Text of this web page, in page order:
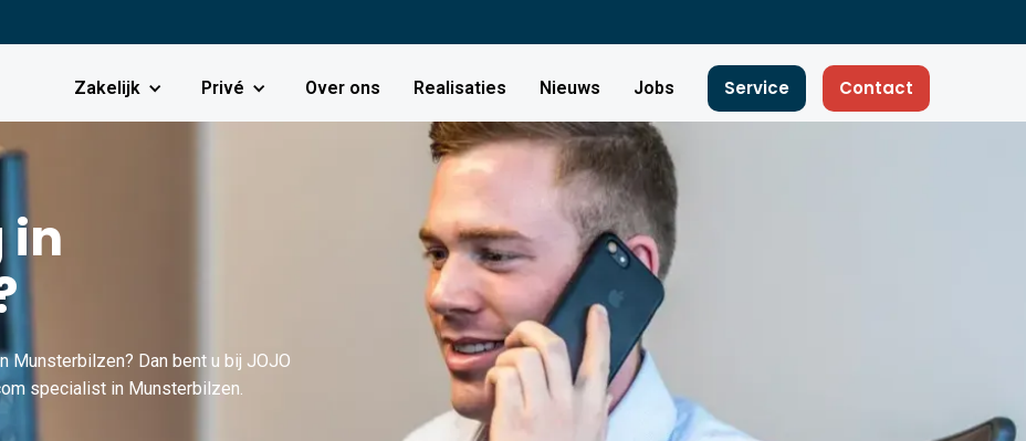
Zakelijk Privé Over ons Realisaties Nieuws Jobs Service Contact
in
Munsterbilzen? Dan bent u bij JOJO
specialist in Munsterbilzen.